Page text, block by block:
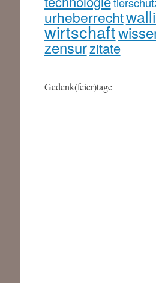
urheberrecht
wirtschaft
zensurzitate
Gedenk(feier)tage